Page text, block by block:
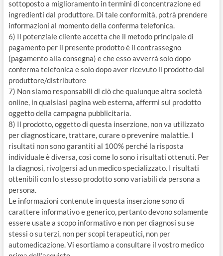
sottoposto a miglioramento in termini di concentrazione ed
ingredienti dal produttore. Di tale conformità, potrà prendere
informazioni al momento della conferma telefonica.
6) Il potenziale cliente accetta che il metodo principale di
pagamento per il presente prodotto è il contrassegno
(pagamento alla consegna) e che esso avverrà solo dopo
conferma telefonica e solo dopo aver ricevuto il prodotto dal
produttore/distributore
7) Non siamo responsabili di ciò che qualunque altra società
online, in qualsiasi pagina web esterna, affermi sul prodotto
oggetto della campagna pubblicitaria.
8) Il prodotto, oggetto di questa inserzione, non va utilizzato
per diagnosticare, trattare, curare o prevenire malattie. I
risultati non sono garantiti al 100% perché la risposta
individuale è diversa, così come lo sono i risultati ottenuti. Per
la diagnosi, rivolgersi ad un medico specializzato. I risultati
ottenibili con lo stesso prodotto sono variabili da persona a
persona.
Le informazioni contenute in questa inserzione sono di
carattere informativo e generico, pertanto devono solamente
essere usate a scopo informativo e non per diagnosi su se
stessi o su terzi, non per scopi terapeutici, non per
automedicazione. Vi esortiamo a consultare il vostro medico